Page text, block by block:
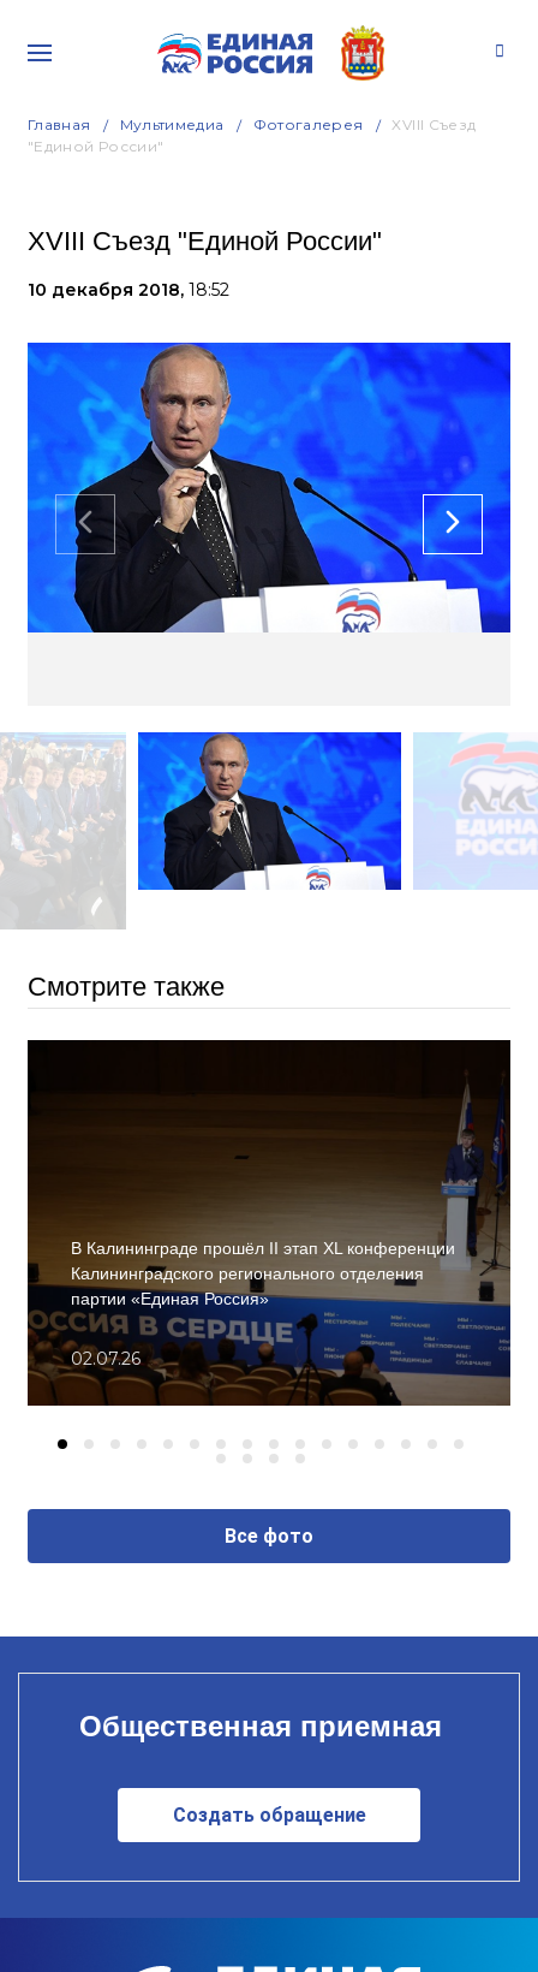
Главная Мультимедиа Фотогалерея
XVIII Съезд
"Единой России"
XVIII Съезд "Единой России"
10 декабря 2018, 18:52
Смотрите также
В Калининграде прошёл II этап XL конференции
Калининградского регионального отделения
партии «Единая Россия»
02.07.26
Все фото
Общественная приемная
Создать обращение